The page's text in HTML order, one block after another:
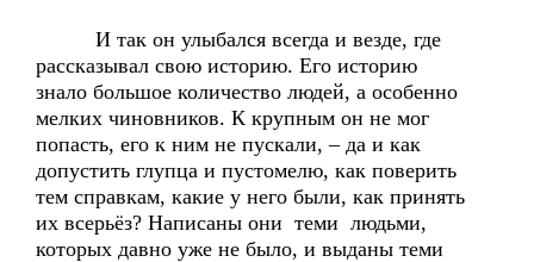
И так он улыбался всегда и везде, где
рассказывал свою историю. Его историю
знало большое количество людей, а особенно
мелких чиновников. К крупным он не мог
попасть, его к ним не пускали, – да и как
допустить глупца и пустомелю, как поверить
тем справкам, какие у него были, как принять
их всерьёз? Написаны они теми людьми,
которых давно уже не было, и выданы теми